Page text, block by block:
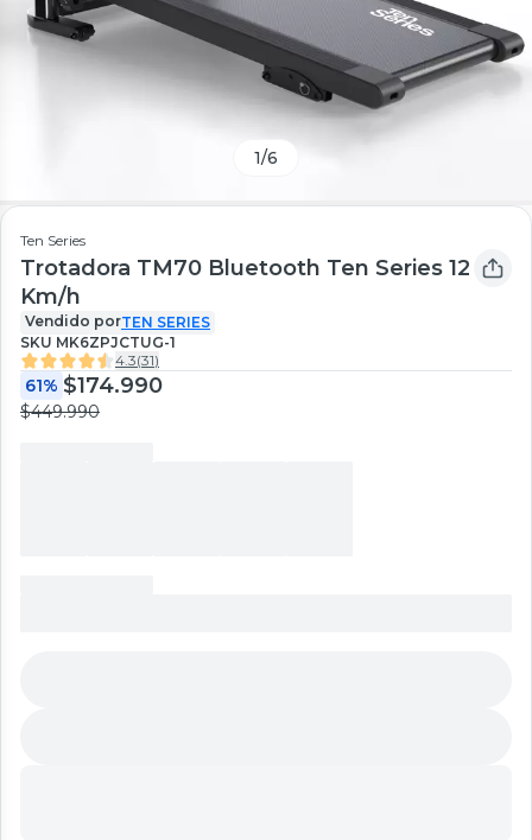
1/6
Ten Series
Trotadora TM70 Bluetooth Ten Series 12
Km/h
Vendido porTEN SERIES
SKU MK6ZPJCTUG-1
4.3(31)
61% $174.990
$449.990